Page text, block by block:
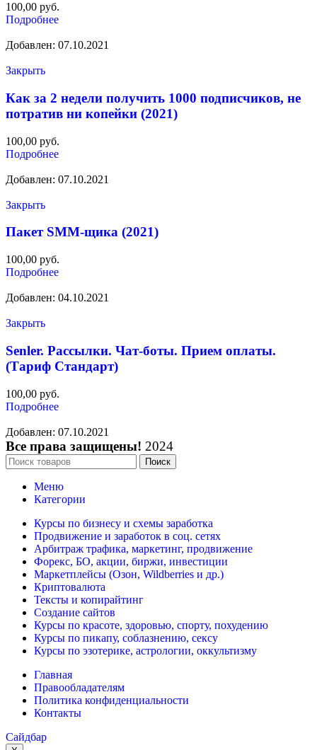
100,00 руб.
Подробнее
Добавлен: 07.10.2021
Закрыть
Как за 2 недели получить 1000 подписчиков, не
потратив ни копейки (2021)
100,00 руб.
Подробнее
Добавлен: 07.10.2021
Закрыть
Пакет SMM-щика (2021)
100,00 руб.
Подробнее
Добавлен: 04.10.2021
Закрыть
Senler. Рассылки. Чат-боты. Прием оплаты.
(Тариф Стандарт)
100,00 руб.
Подробнее
Добавлен: 07.10.2021
Все права защищены! 2024
Поиск
Меню
Категории
Курсы по бизнесу и схемы заработка
Продвижение и заработок в соц. сетях
Арбитраж трафика, маркетинг, продвижение
Форекс, БО, акции, биржи, инвестиции
Маркетплейсы (Озон, Wildberries и др.)
Криптовалюта
Тексты и копирайтинг
Создание сайтов
Курсы по красоте, здоровью, спорту, похудению
Курсы по пикапу, соблазнению, сексу
Курсы по эзотерике, астрологии, оккультизму
Главная
Правообладателям
Политика конфиденциальности
Контакты
Сайдбар